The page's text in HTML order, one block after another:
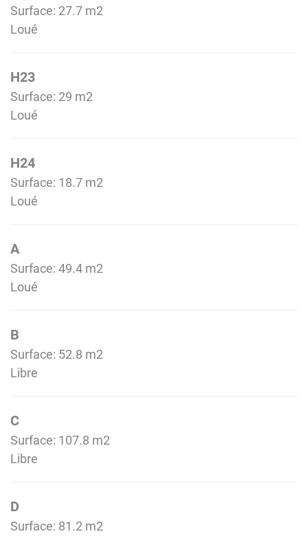
Surface: 27.7 m2
Loué
H23
Surface: 29 m2
Loué
H24
Surface: 18.7 m2
Loué
A
Surface: 49.4 m2
Loué
B
Surface: 52.8 m2
Libre
C
Surface: 107.8 m2
Libre
D
Surface: 81.2 m2